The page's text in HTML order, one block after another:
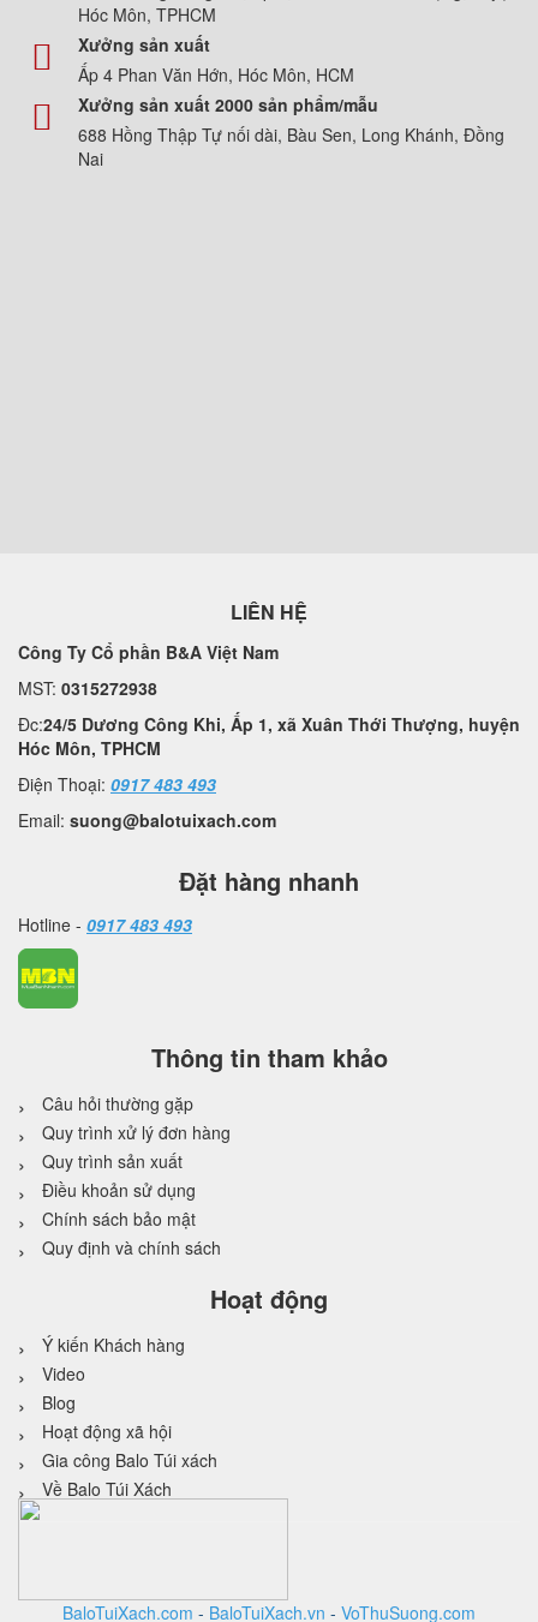
Hóc Môn, TPHCM
Xưởng sản xuất
Ấp 4 Phan Văn Hớn, Hóc Môn, HCM
Xưởng sản xuất 2000 sản phẩm/mẫu
688 Hồng Thập Tự nối dài, Bàu Sen, Long Khánh, Đồng
Nai
LIÊN HỆ
Công Ty Cổ phần B&A Việt Nam
MST: 0315272938
Đc:24/5 Dương Công Khi, Ấp 1, xã Xuân Thới Thượng, huyện
Hóc Môn, TPHCM
Điện Thoại: 0917 483 493
Email: suong@balotuixach.com
Đặt hàng nhanh
Hotline - 0917 483 493
Thông tin tham khảo
Câu hỏi thường gặp
Quy trình xử lý đơn hàng
Quy trình sản xuất
Điều khoản sử dụng
Chính sách bảo mật
Quy định và chính sách
Hoạt động
Ý kiến Khách hàng
Video
Blog
Hoạt động xã hội
Gia công Balo Túi xách
Về Balo Túi Xách
BaloTuiXach.com - BaloTuiXach.vn - VoThuSuong.com